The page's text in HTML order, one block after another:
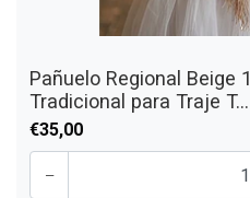
Pañuelo Regional Beige
Tradicional para Traje T...
€35,00
-